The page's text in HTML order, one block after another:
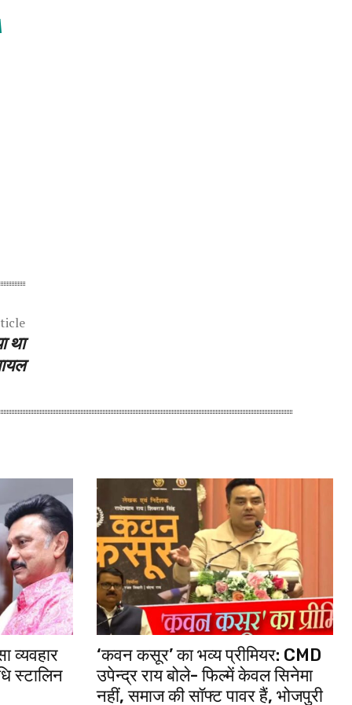
था
व्यवहार
स्टालिन
‘कवन कसूर’ का भव्य प्रीमियर: CMD
उपेन्द्र राय बोले- फिल्में केवल सिनेमा
नहीं, समाज की सॉफ्ट पावर हैं, भोजपुरी